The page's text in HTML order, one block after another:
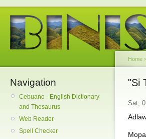
Navigation
Cebuano - English Dictionary
and Thesaurus
Web Reader
Spell Checker
Home ›
"Si
Sat,